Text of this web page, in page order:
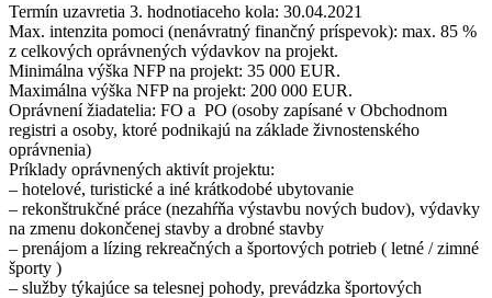
Termín uzavretia 3. hodnotiaceho kola: 30.04.2021
Max. intenzita pomoci (nenávratný finančný príspevok): max. 85 %
z celkových oprávnených výdavkov na projekt.
Minimálna výška NFP na projekt: 35 000 EUR.
Maximálna výška NFP na projekt: 200 000 EUR.
Oprávnení žiadatelia: FO a PO (osoby zapísané v Obchodnom
registri a osoby, ktoré podnikajú na základe živnostenského
oprávnenia)
Príklady oprávnených aktivít projektu:
– hotelové, turistické a iné krátkodobé ubytovanie
– rekonštrukčné práce (nezahŕňa výstavbu nových budov), výdavky
na zmenu dokončenej stavby a drobné stavby
– prenájom a lízing rekreačných a športových potrieb ( letné / zimné
športy )
– služby týkajúce sa telesnej pohody, prevádzka športových